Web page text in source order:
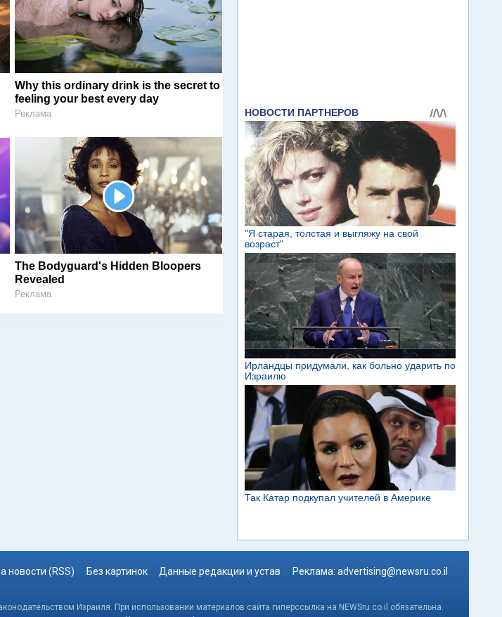
Why this ordinary drink is the secret to
feeling your best every day
Реклама
The Bodyguard's Hidden Bloopers
Revealed
Реклама
новости (RSS) Без картинок Данные редакции и устав Реклама: advertising@newsru.co.il
Израиля. При использовании материалов сайта гиперссылка на NEWSru.co.il обязательна.